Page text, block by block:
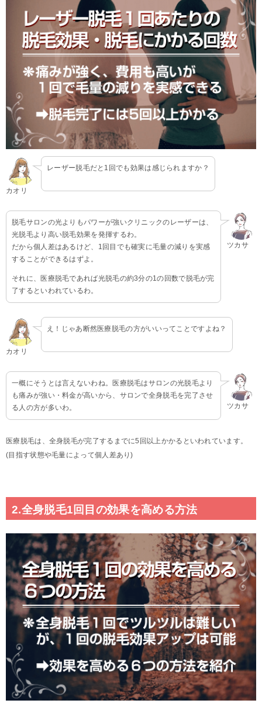
カオリ
レーザー脱毛だと1回でも効果は感じられますか？
ツカサ
脱毛サロンの光よりもパワーが強いクリニックのレーザーは、
光脱毛より高い脱毛効果を発揮するわ。
だから個人差はあるけど、1回目でも確実に毛量の減りを実感
することができるはずよ。
それに、医療脱毛であれば光脱毛の約3分の1の回数で脱毛が完
了するといわれているわ。
カオリ
え！じゃあ断然医療脱毛の方がいいってことですよね？
ツカサ
一概にそうとは言えないわね。医療脱毛はサロンの光脱毛より
も痛みが強い・料金が高いから、サロンで全身脱毛を完了させ
る人の方が多いわ。
医療脱毛は、全身脱毛が完了するまでに5回以上かかるといわれています。
(目指す状態や毛量によって個人差あり)
2.全身脱毛1回目の効果を高める方法